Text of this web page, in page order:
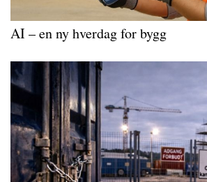
AI – en ny hverdag for bygg